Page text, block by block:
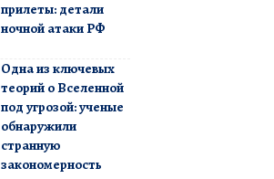
прилеты: детали
ночной атаки РФ
Одна из ключевых
теорий о Вселенной
под угрозой: ученые
обнаружили
странную
закономерность